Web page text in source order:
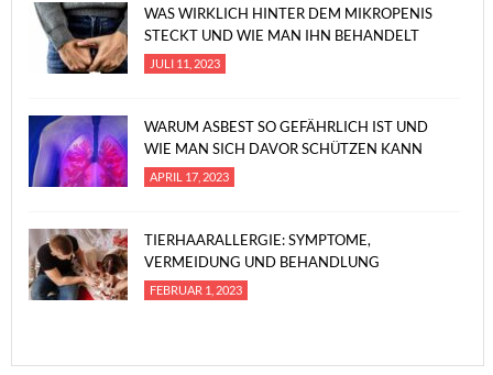
WAS WIRKLICH HINTER DEM MIKROPENIS
STECKT UND WIE MAN IHN BEHANDELT
JULI 11, 2023
WARUM ASBEST SO GEFÄHRLICH IST UND
WIE MAN SICH DAVOR SCHÜTZEN KANN
APRIL 17, 2023
TIERHAARALLERGIE: SYMPTOME,
VERMEIDUNG UND BEHANDLUNG
FEBRUAR 1, 2023